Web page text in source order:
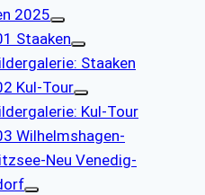
2025
Staaken
Staaken
Kul-Tour
Kul-Tour
Wilhelmshagen-
Neu Venedig-